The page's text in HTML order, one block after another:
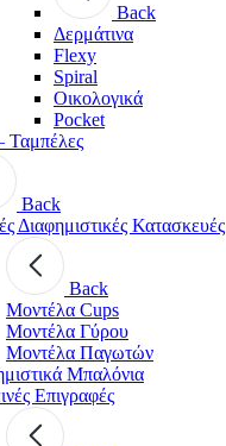
Back
Δερμάτινα
Flexy
Spiral
Οικολογικά
Pocket
Ταμπέλες
Back
Διαφημιστικές Κατασκευές
Back
Μοντέλα Cups
Μοντέλα Γύρου
Μοντέλα Παγωτών
Μπαλόνια
Επιγραφές